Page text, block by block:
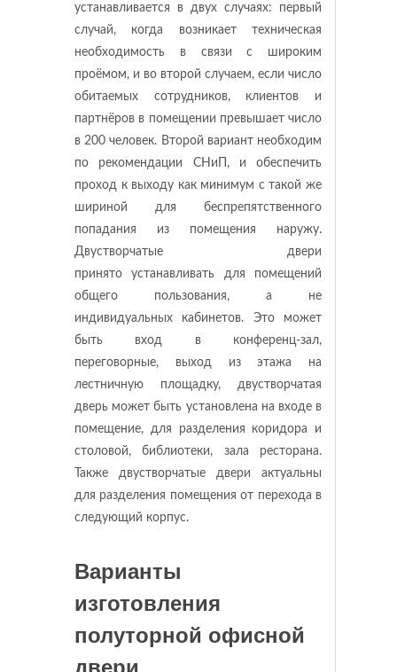
устанавливается в двух случаях: первый
случай, когда возникает техническая
необходимость в связи с широким
проёмом, и во второй случаем, если число
обитаемых сотрудников, клиентов и
партнёров в помещении превышает число
в 200 человек. Второй вариант необходим
по рекомендации СНиП, и обеспечить
проход к выходу как минимум с такой же
шириной для беспрепятственного
попадания из помещения наружу.
Двустворчатые двери
принято устанавливать для помещений
общего пользования, а не
индивидуальных кабинетов. Это может
быть вход в конференц-зал,
переговорные, выход из этажа на
лестничную площадку, двустворчатая
дверь может быть установлена на входе в
помещение, для разделения коридора и
столовой, библиотеки, зала ресторана.
Также двустворчатые двери актуальны
для разделения помещения от перехода в
следующий корпус.
Варианты
изготовления
полуторной офисной
двери